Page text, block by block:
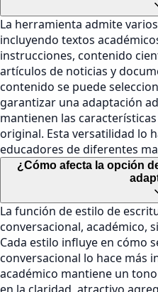
La herramienta admite
incluyendo textos
instrucciones, contenido
artículos de noticias y
contenido se puede
garantizar una adaptación
mantienen las
original. Esta versatilidad lo
educadores de diferentes
¿Cómo afecta la opción
La función de estilo de
conversacional, académico,
Cada estilo influye en cómo
conversacional lo hace más
académico mantiene un